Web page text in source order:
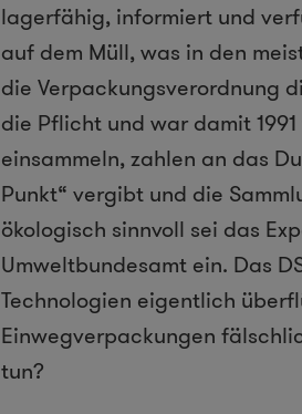
lagerfähig, informiert und
auf dem Müll, was in den
die Verpackungsverordnung
die Pflicht und war damit
einsammeln, zahlen an das
Punkt“ vergibt und die
ökologisch sinnvoll sei das
Umweltbundesamt ein. Das
Technologien eigentlich
Einwegverpackungen
tun?